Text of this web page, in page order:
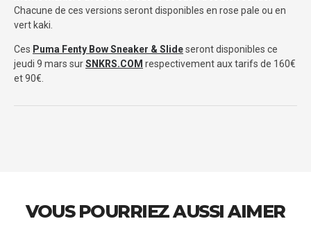
Chacune de ces versions seront disponibles en rose pale ou en
vert kaki.
Ces Puma Fenty Bow Sneaker & Slideseront disponibles ce
jeudi 9 mars surSNKRS.COM respectivement aux tarifs de 160€
et 90€.
VOUS POURRIEZ AUSSI AIMER